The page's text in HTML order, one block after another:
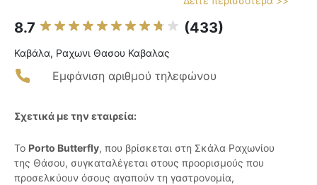
8.7 (433)
Καβάλα, Ραχωνι Θασου Καβαλας
Εμφάνιση αριθμού τηλεφώνου
Σχετικά με την εταιρεία:
Το Porto Butterfly, που βρίσκεται στη Σκάλα Ραχωνίου
της Θάσου, συγκαταλέγεται στους προορισμούς που
προσελκύουν όσους αγαπούν τη γαστρονομία,